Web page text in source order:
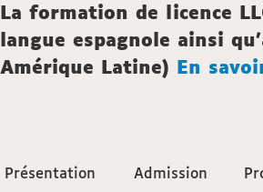
Description
La formation de licence
langue espagnole ainsi
Amérique Latine)
En
Accéder
Présentation
Présentation Admission
Admission